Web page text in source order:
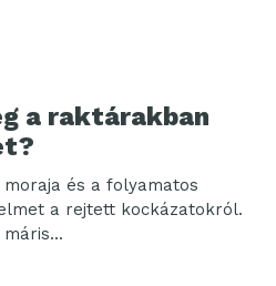
a raktárakban
és a folyamatos
a rejtett kockázatokról.